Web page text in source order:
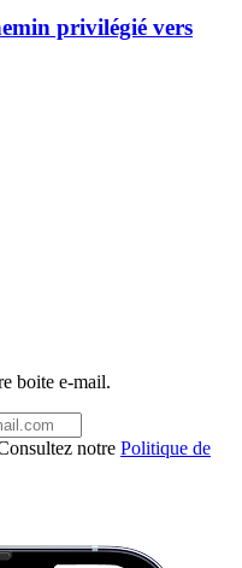
privilégié vers
boite e-mail.
notre Politique de